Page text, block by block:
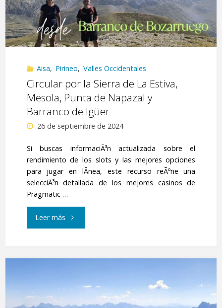
Aisa, Pirineo, Valles Occidentales
Circular por la Sierra de La Estiva,
Mesola, Punta de Napazal y
Barranco de Igüer
26 de septiembre de 2024
Si buscas informaciÃ³n actualizada sobre el
rendimiento de los slots y las mejores opciones
para jugar en lÃ­nea, este recurso reÃºne una
selecciÃ³n detallada de los mejores casinos de
Pragmatic …
Leer más"Circular
la
de